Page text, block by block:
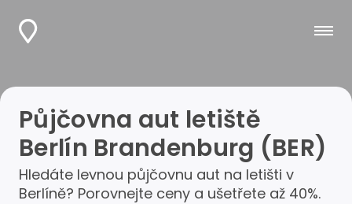
Půjčovna aut letiště
Berlín Brandenburg (BER)
Hledáte levnou půjčovnu aut na letišti v
Berlíně? Porovnejte ceny a ušetřete až 40%.